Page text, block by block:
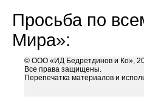
Просьба по
Мира»:
© ООО «ИД Бедретдинов и Ко»,
Все права защищены.
Перепечатка материалов и